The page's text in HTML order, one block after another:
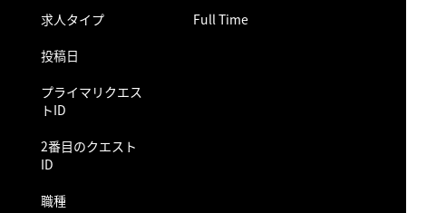
求人タイプ
Full Time
投稿日
プライマリクエス
トID
2番目のクエスト
ID
職種